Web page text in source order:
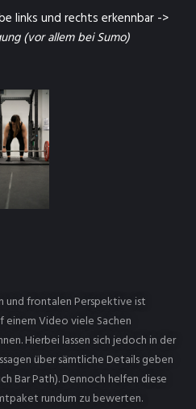
links und rechts erkennbar ->
(vor allem bei Sumo)
und frontalen Perspektive ist
einem Video viele Sachen
Hierbei lassen sich jedoch in der
über sämtliche Details geben
Bar Path). Dennoch helfen diese
rundum zu bewerten.